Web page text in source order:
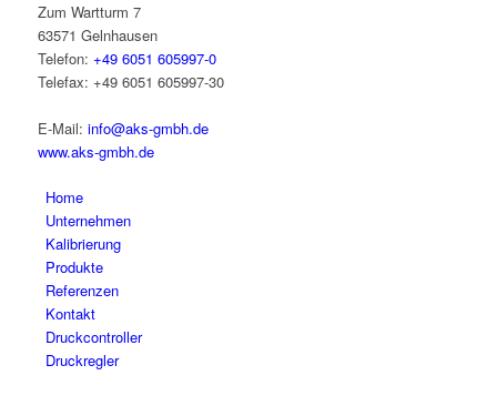
Zum Wartturm 7
63571 Gelnhausen
Telefon: +49 6051 605997-0
Telefax: +49 6051 605997-30
E-Mail: info@aks-gmbh.de
www.aks-gmbh.de
Home
Unternehmen
Kalibrierung
Produkte
Referenzen
Kontakt
Druckcontroller
Druckregler